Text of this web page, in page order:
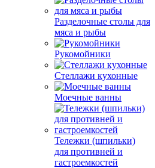
Разделочные столы для
мяса и рыбы
Рукомойники
Стеллажи кухонные
Моечные ванны
Тележки (шпильки)
для противней и
гастроемкостей